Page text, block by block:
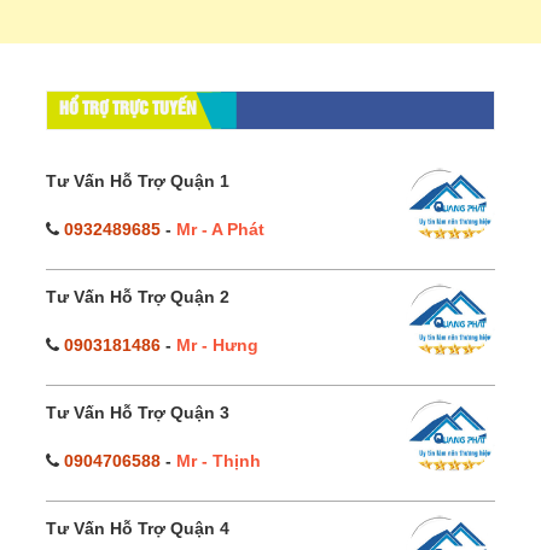
HỔ TRỢ TRỰC TUYẾN
Tư Vấn Hỗ Trợ Quận 1
0932489685 - Mr - A Phát
Tư Vấn Hỗ Trợ Quận 2
0903181486 - Mr - Hưng
Tư Vấn Hỗ Trợ Quận 3
0904706588 - Mr - Thịnh
Tư Vấn Hỗ Trợ Quận 4